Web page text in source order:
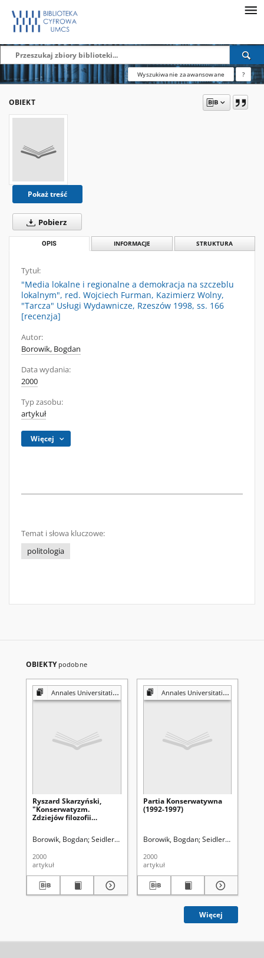
Wyszukiwanie zaawansowane ?
OBIEKT
Pokaż treść
Pobierz
OPIS INFORMACJE STRUKTURA
Tytuł:
"Media lokalne i regionalne a demokracja na szczeblu
lokalnym", red. Wojciech Furman, Kazimierz Wolny,
"Tarcza" Usługi Wydawnicze, Rzeszów 1998, ss. 166
[recenzja]
Autor:
Borowik, Bogdan
Data wydania:
2000
Typ zasobu:
artykuł
Więcej
Temat i słowa kluczowe:
politologia
OBIEKTY podobne
Annales Universitatis Mariae Curie-Skłodowska. Sectio K, Politologia
Ryszard Skarzyński,
"Konserwatyzm.
Zdziejów filozofii
Scholar, Warszawa 1998,
Borowik, Bogdan Seidler, Grzegorz Leopold (1913-2004). Red.
2000
artykuł
Annales Universitatis Mariae Curie-Skłodowska. Sectio K, Politologia
Partia Konserwatywna
(1992-1997)
Borowik, Bogdan Seidler, Grzegorz
2000
artykuł
Więcej